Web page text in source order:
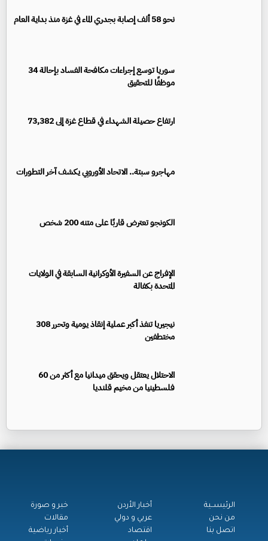
نحو 58 ألف إصابة بجدري الماء في غزة منذ بداية العام
سوريا توسع إجراءات مكافحة الفساد بإحالة 34
موظفًا للتحقيق
ارتفاع حصيلة الشهداء في قطاع غزة إلى 73,382
مهاجرو سبتة.. الاتحاد الأوروبي يكشف آخر التطورات
الكونجو تعترض قاربًا على متنه 200 شخص
الإفراج عن السفيرة الأوكرانية السابقة في الولايات
المتحدة بكفالة
نيجيريا تنفذ أكبر عملية إنقاذ يومية وتحرر 308
مختطفين
الاحتلال يعتقل ويحقق ميدانيا مع أكثر من 60
فلسطينيا من مخيم قلنديا
الرئيســية
من نحن
اتصل بنا
أخبار الأردن
عربي و دولي
اقتصاد
خبر و صورة
مقالات
أخبار رياضية